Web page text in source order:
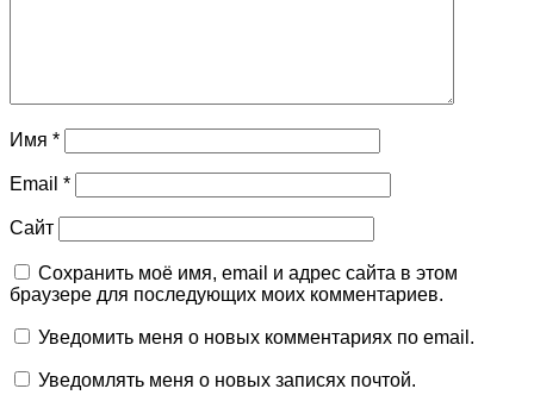
Имя *
Email *
Сайт
Сохранить моё имя, email и адрес сайта в этом
браузере для последующих моих комментариев.
Уведомить меня о новых комментариях по email.
Уведомлять меня о новых записях почтой.